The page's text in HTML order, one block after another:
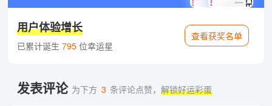
用户体验增长
已累计诞生 795位幸运星
查看获奖名单
发表评论 为下方 3 条评论点赞，解锁好运彩蛋